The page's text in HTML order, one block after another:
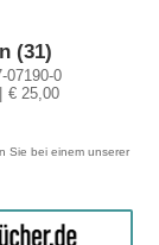
(31)
07190-0
€ 25,00
Sie bei einem unserer